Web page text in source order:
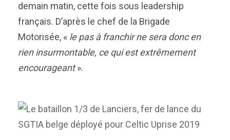
demain matin, cette fois sous leadership
français. D’après le chef de la Brigade
Motorisée, « le pas à franchir ne sera donc en
rien insurmontable, ce qui est extrêmement
encourageant».